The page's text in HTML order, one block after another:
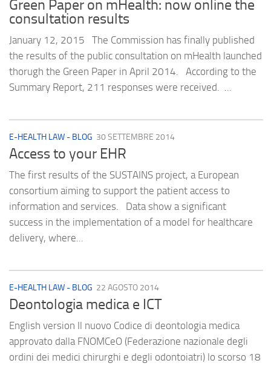
Green Paper on mHealth: now online the
consultation results
January 12, 2015 The Commission has finally published
the results of the public consultation on mHealth launched
thorugh the Green Paper in April 2014. According to the
Summary Report, 211 responses were received. ...
E-HEALTH LAW - BLOG 30 SETTEMBRE 2014
Access to your EHR
The first results of the SUSTAINS project, a European
consortium aiming to support the patient access to
information and services. Data show a significant
success in the implementation of a model for healthcare
delivery, where...
E-HEALTH LAW - BLOG 22 AGOSTO 2014
Deontologia medica e ICT
English version Il nuovo Codice di deontologia medica
approvato dalla FNOMCeO (Federazione nazionale degli
ordini dei medici chirurghi e degli odontoiatri) lo scorso 18